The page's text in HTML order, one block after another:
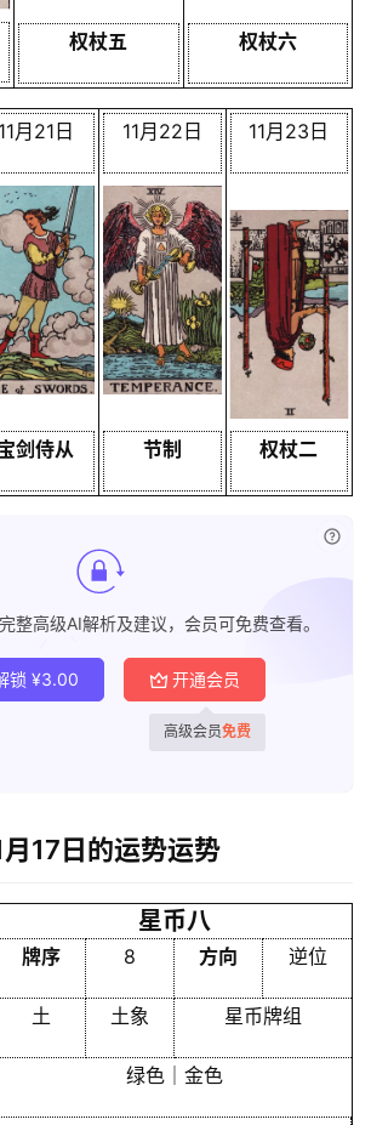
权杖五 权杖六
11月21日
剑侍从
11月22日
节制
11月23日
权杖二
整高级AI解析及建议，会员可免费查看。
锁 ¥3.00 开通会员
高级会员免费
月17日的运势运势
星币八
牌序 8 方向 逆位
土 土象 星币牌组
绿色｜金色